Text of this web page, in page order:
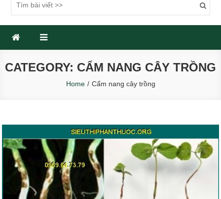
CATEGORY: CẨM NANG CÂY TRỒNG
Home Cẩm nang cây trồng